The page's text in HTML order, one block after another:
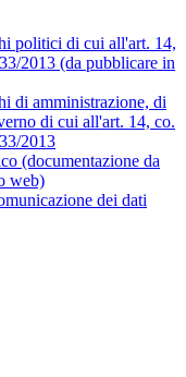
politici di cui all'art. 14,
2013 (da pubblicare in
di amministrazione, di
di cui all'art. 14, co.
2013
(documentazione da
web)
dei dati